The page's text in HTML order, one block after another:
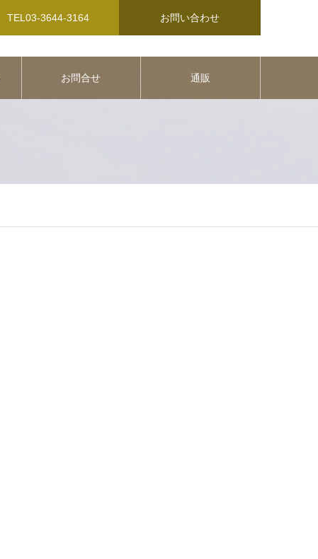
TEL03-3644-3164 お問い合わせ
お問合せ 通販